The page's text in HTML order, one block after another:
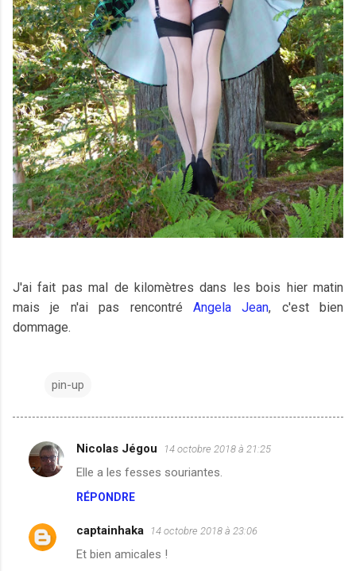
J'ai fait pas mal de kilomètres dans les bois hier matin
mais je n'ai pas rencontré Angela Jean, c'est bien
dommage.
pin-up
C
o
m
e
Nicolas Jégou 14 octobre 2018 à 21:25
Elle a les fesses souriantes.
RÉPONDRE
captainhaka 14 octobre 2018 à 23:06
Et bien amicales !